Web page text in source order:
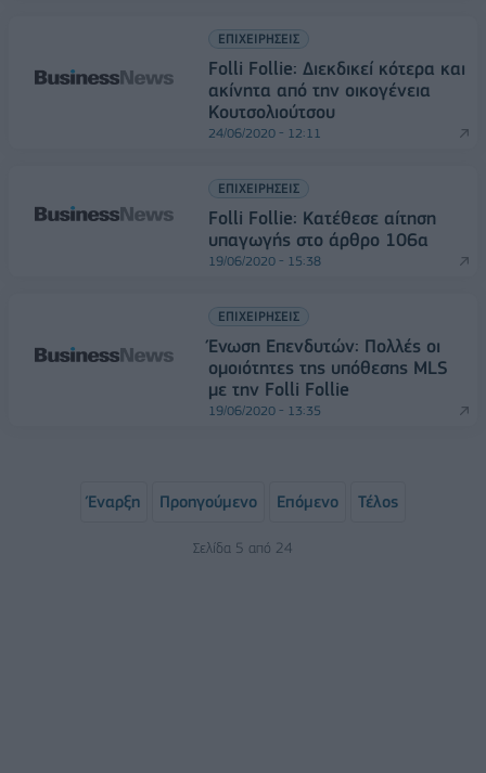
ΕΠΙΧΕΙΡΗΣΕΙΣ
Folli Follie: Διεκδικεί κότερα και
ακίνητα από την οικογένεια
Κουτσολιούτσου
24/06/2020 - 12:11
ΕΠΙΧΕΙΡΗΣΕΙΣ
Folli Follie: Κατέθεσε αίτηση
υπαγωγής στο άρθρο 106α
19/06/2020 - 15:38
ΕΠΙΧΕΙΡΗΣΕΙΣ
Ένωση Επενδυτών: Πολλές οι
ομοιότητες της υπόθεσης MLS
με την Folli Follie
19/06/2020 - 13:35
Έναρξη Προηγούμενο Επόμενο Τέλος
Σελίδα 5 από 24